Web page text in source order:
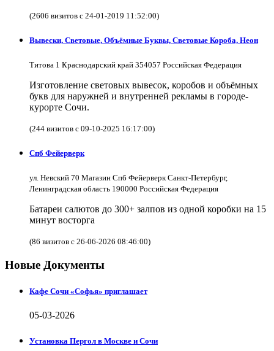
(2606 визитов с 24-01-2019 11:52:00)
Вывески, Световые, Объёмные Буквы, Световые Короба, Неон
Титова 1 Краснодарский край 354057 Российская Федерация
Изготовление световых вывесок, коробов и объёмных
букв для наружней и внутренней рекламы в городе-
курорте Сочи.
(244 визитов с 09-10-2025 16:17:00)
Спб Фейерверк
ул. Невский 70 Магазин Спб Фейерверк Санкт-Петербург,
Ленинградская область 190000 Российская Федерация
Батареи салютов до 300+ залпов из одной коробки на 15
минут восторга
(86 визитов с 26-06-2026 08:46:00)
Новые Документы
Кафе Сочи «Софья» приглашает
05-03-2026
Установка Пергол в Москве и Сочи